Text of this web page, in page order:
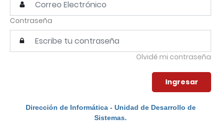
Contraseña
Olvidé mi contraseña
Dirección de Informática - Unidad de Desarrollo de
Sistemas.